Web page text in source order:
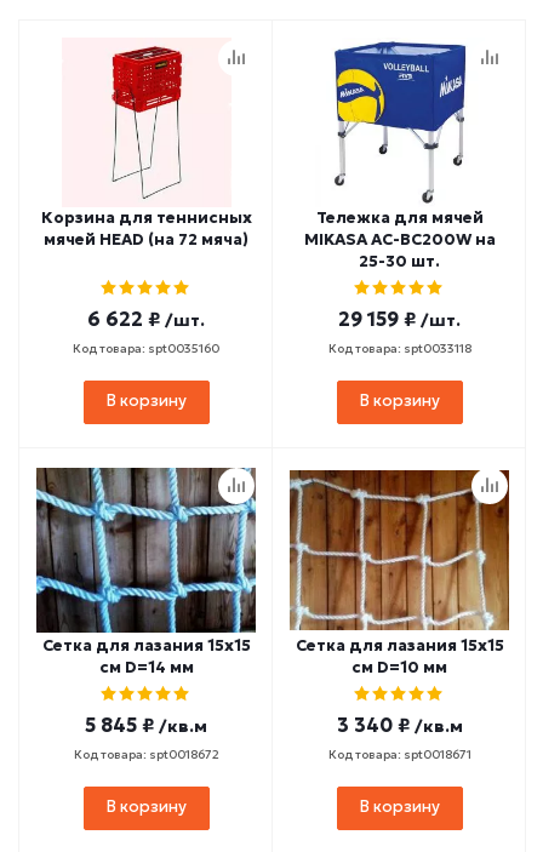
Корзина для теннисных
мячей HEAD (на 72 мяча)
6 622 ₽ /шт.
Код товара: spt0035160
В корзину
Тележка для мячей
MIKASA AC-BC200W на
25-30 шт.
29 159 ₽ /шт.
Код товара: spt0033118
В корзину
Сетка для лазания 15х15
cм D=14 мм
5 845 ₽ /кв.м
Код товара: spt0018672
В корзину
Сетка для лазания 15х15
cм D=10 мм
3 340 ₽ /кв.м
Код товара: spt0018671
В корзину